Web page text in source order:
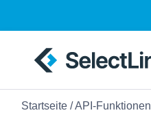
Startseite /API-Funktionen